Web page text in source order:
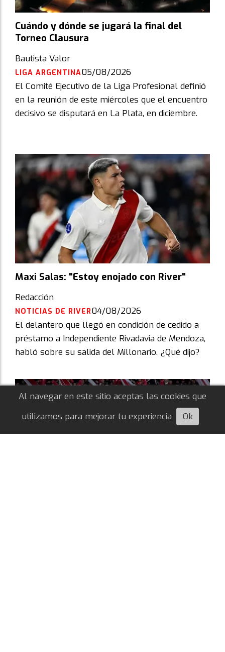
Cuándo y dónde se jugará la final del
Torneo Clausura
Bautista Valor
LIGA ARGENTINA05/08/2026
El Comité Ejecutivo de la Liga Profesional definió
en la reunión de este miércoles que el encuentro
decisivo se disputará en La Plata, en diciembre.
Maxi Salas: "Estoy enojado con River"
Redacción
NOTICIAS DE RIVER04/08/2026
El delantero que llegó en condición de cedido a
préstamo a Independiente Rivadavia de Mendoza,
habló sobre su salida del Millonario. ¿Qué dijo?
Al navegar en este sitio aceptas las cookies que
utilizamos para mejorar tu experiencia
Ok
Escuchá esta nota